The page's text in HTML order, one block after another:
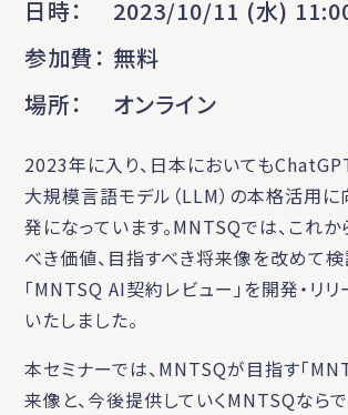
日時
2023/10/11 (水)
参加費
無料
場所
オンライン
2023年に入り、日本においても
大規模言語モデル（LLM）の本格活用
発になっています。MNTSQでは、これか
べき価値、目指すべき将来像を改めて検
「MNTSQ AI契約レビュー」を開発・リリ
いたしました。
本セミナーでは、MNTSQが目指す「
来像と、今後提供していくMNTSQなら